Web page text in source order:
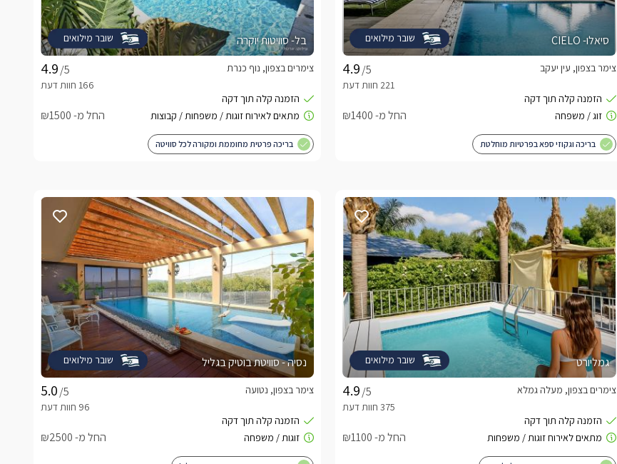
שובר מילואים
סיאלו- CIELO
/5
צימר בצפון, עין יעקב
החל מ- ₪1400
בריכה וגקוזי ספא בפרטיות מוחלטת
שובר מילואים
בל- סוויטות יוקרה
/5
צימרים בצפון, נוף כנרת
החל מ- ₪1500
בריכה פרטית מחוממת ומקורה לכל סוויטה
שובר מילואים
גמליורט
/5
צימרים בצפון, מעלה גמלא
החל מ- ₪1100
שובר מילואים
נסיה - סוויטת בוטיק בגליל
/5
צימר בצפון, נטועה
החל מ- ₪2500